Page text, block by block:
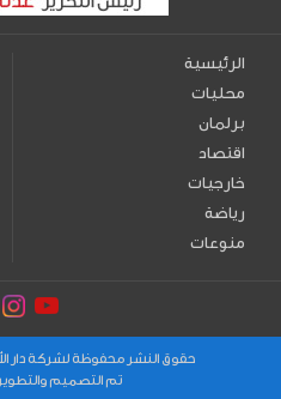
الرئيسية
محليات
برلمان
اقتصاد
خارجيات
رياضة
منوعات
حقوق النشر محفوظة لشركة دار
تم التصميم